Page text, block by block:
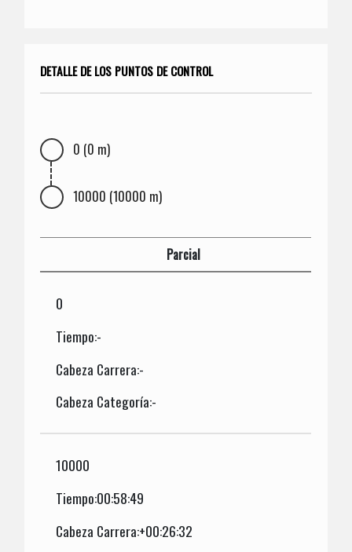
DETALLE DE LOS PUNTOS DE CONTROL
0 (0 m)
10000 (10000 m)
Parcial
0
Tiempo:-
Cabeza Carrera:-
Cabeza Categoría:-
10000
Tiempo:00:58:49
Cabeza Carrera:+00:26:32